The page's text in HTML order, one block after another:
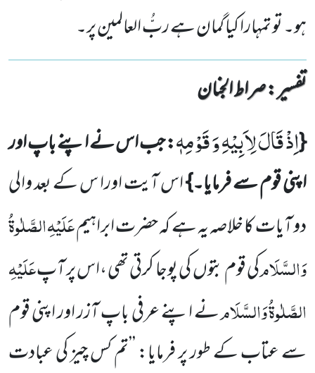
ہو۔ تو تمہارا کیا گمان ہے ربُّ العالمین پر۔
تفسیر : ‎صراط الجنان
{اِذْ قَالَ لِاَبِیْهِ وَ قَوْمِهٖ: جب اس نے اپنے باپ اور
اپنی قوم سے فرمایا۔}اس آیت اورا س کے بعد والی
دو آیات کا خلاصہ یہ ہے کہ حضرت ابراہیمعَلَیْہِالصَّلٰوۃُ
وَالسَّلَامکی قوم بتوںکی پوجا کرتی تھی ،اس پر آپعَلَیْہِ
الصَّلٰوۃُوَالسَّلَامنے اپنے عرفی باپ آزر اور اپنی قوم
سے عتاب کے طور پر فرمایا: ’’تم کس چیز کی عبادت